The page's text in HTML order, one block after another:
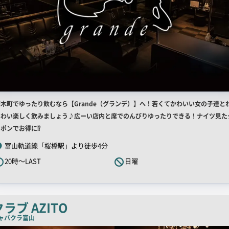
町でゆったり飲むなら【Grande（グランデ）】へ！若くてかわいい女の子達と
い楽しく飲みましょう♪広ーい店内と席でのんびりゆったりできる！ナイツ見た
ンでお得に⁉
富山軌道線「桜橋駅」より徒歩4分
20時～LAST
日曜
ラブ AZITO
バクラ富山